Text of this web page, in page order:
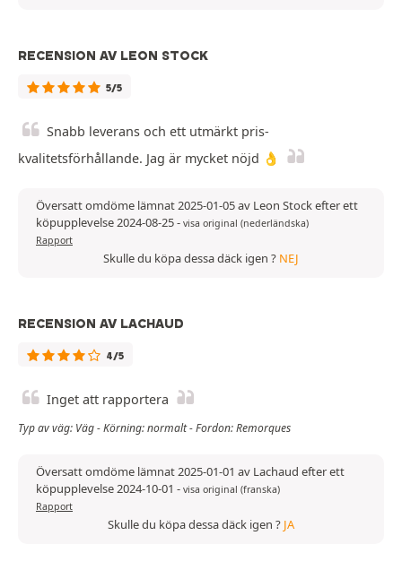
RECENSION AV LEON STOCK
5/5
Snabb leverans och ett utmärkt pris-
kvalitetsförhållande. Jag är mycket nöjd 👌
Översatt omdöme lämnat 2025-01-05 av Leon Stock efter ett
köpupplevelse 2024-08-25- visa original (nederländska)
Rapport
Skulle du köpa dessa däck igen ? NEJ
RECENSION AV LACHAUD
4/5
Inget att rapportera
Typ av väg: Väg - Körning: normalt - Fordon: Remorques
Översatt omdöme lämnat 2025-01-01 av Lachaud efter ett
köpupplevelse 2024-10-01 - visa original (franska)
Rapport
Skulle du köpa dessa däck igen ? JA